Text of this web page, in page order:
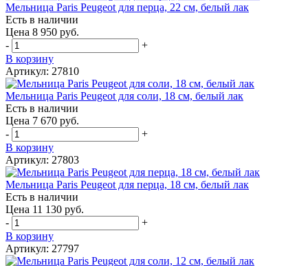
Мельница Paris Peugeot для перца, 22 см, белый лак
Есть в наличии
Цена 8 950 руб.
-
+
В корзину
Артикул: 27810
Мельница Paris Peugeot для соли, 18 см, белый лак
Есть в наличии
Цена 7 670 руб.
-
+
В корзину
Артикул: 27803
Мельница Paris Peugeot для перца, 18 см, белый лак
Есть в наличии
Цена 11 130 руб.
-
+
В корзину
Артикул: 27797